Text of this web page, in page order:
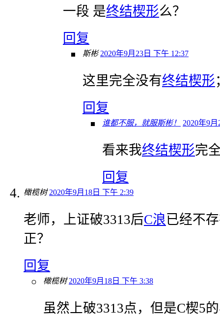
一段 是终结楔形么？
回复
斯彬 2020年9月23日 下午 12:37
这里完全没有终结楔形
回复
谁都不服，就服斯彬！ 2020年9
看来我终结楔形完
回复
橄榄树 2020年9月18日 下午 2:39
老师，上证破3313后C浪已经不
正？
回复
橄榄树 2020年9月18日 下午 3:38
虽然上破3313点，但是C楔5